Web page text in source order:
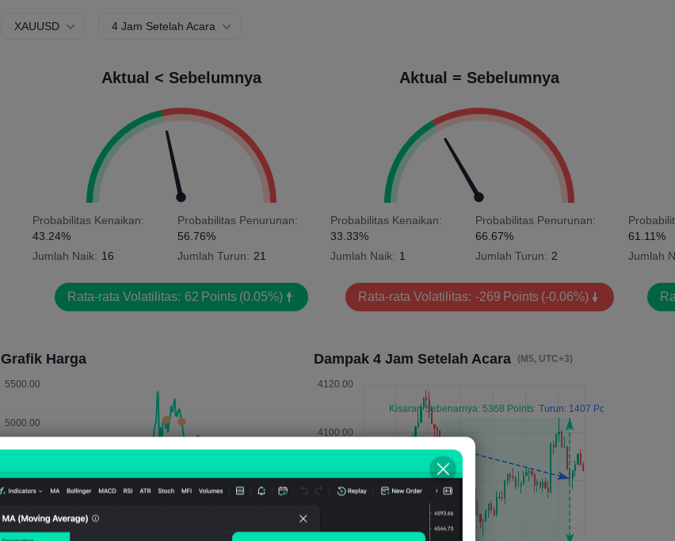
XAUUSD 4 Jam Setelah Acara
Aktual < Sebelumnya
Probabilitas Kenaikan:
43.24%
Jumlah Naik: 16
Probabilitas Penurunan:
56.76%
Jumlah Turun: 21
Rata-rata Volatilitas: 62 Points (0.05%)
Aktual = Sebelumnya
Probabilitas Kenaikan:
33.33%
Jumlah Naik: 1
Probabilitas Penurunan:
66.67%
Jumlah Turun: 2
Rata-rata Volatilitas: -269 Points (-0.06%)
61.11%
Jumlah
Grafik Harga Dampak 4 Jam Setelah Acara (M5, UTC+3)